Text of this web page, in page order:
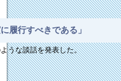
履行すべきである」
うな談話を発表した。